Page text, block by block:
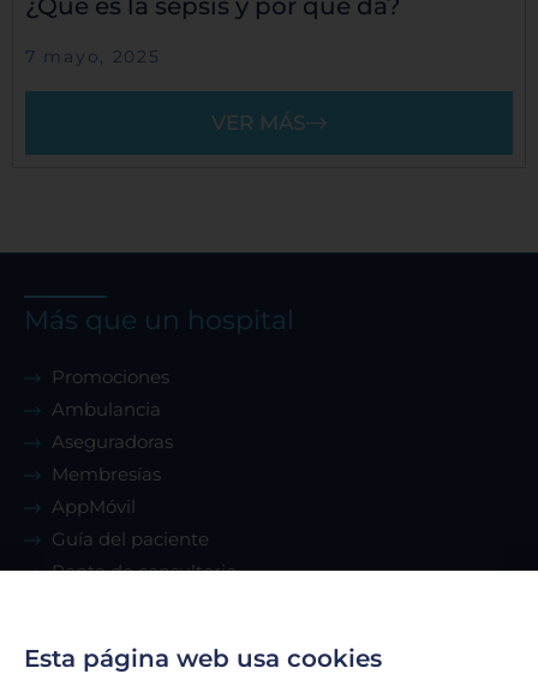
¿Qué es la sepsis y por qué da?
7 mayo, 2025
VER MÁS
Más que un hospital
Promociones
Ambulancia
Aseguradoras
Membresías
AppMóvil
Guía del paciente
Renta de consultorio
Servicios
Esta página web usa cookies